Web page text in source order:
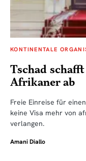
KONTINENTALE
Tschad
Afrikaner ab
Freie Einreise für
keine Visa mehr von
verlangen.
Amani Diallo